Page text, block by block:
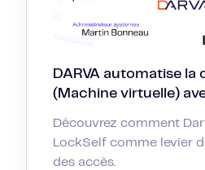
DARVA automatise la
(Machine virtuelle)
Découvrez comment
LockSelf comme levier
des accès.